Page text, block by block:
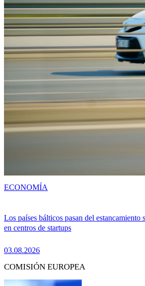
Los países bálticos pasan del estancamiento
en centros de startups
03.08.2026
ECONOMÍA
COMISIÓN EUROPEA